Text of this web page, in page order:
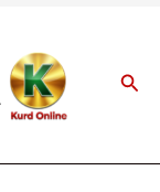
المحتوى
البحث